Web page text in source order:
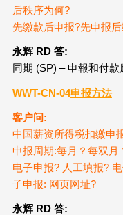
后秩序为何?
先缴款后申报?先申报
永辉 RD 答:
同期 (SP) – 申報和付款
WWT-CN-04申报方法
客户问:
中国薪资所得税扣缴申
申报周期:每月？每双月
电子申报? 人工填报?
子申报: 网页网址?
永辉 RD 答: